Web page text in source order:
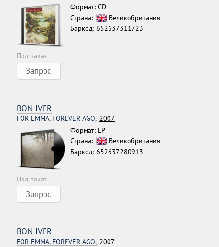
Формат: CD
Страна:
Великобритания
Баркод: 652637311723
Под заказ
Запрос
BON IVER
FOR EMMA, FOREVER AGO, 2007
Формат: LP
Страна:
Великобритания
Баркод: 652637280913
Под заказ
Запрос
BON IVER
FOR EMMA, FOREVER AGO, 2007